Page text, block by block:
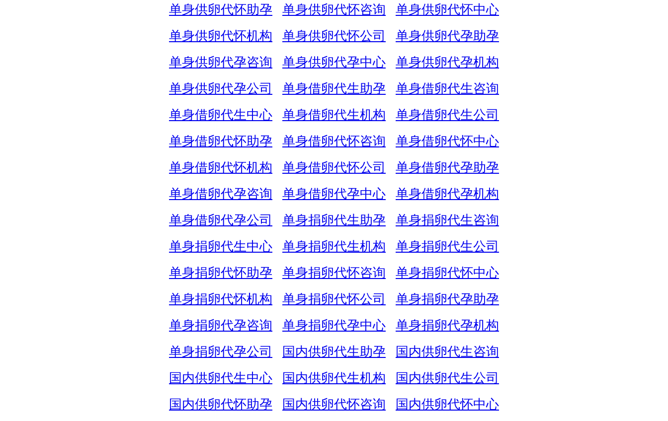
单身供卵代怀助孕
单身供卵代怀咨询
单身供卵代怀中心
单身供卵代怀机构
单身供卵代怀公司
单身供卵代孕助孕
单身供卵代孕咨询
单身供卵代孕中心
单身供卵代孕机构
单身供卵代孕公司
单身借卵代生助孕
单身借卵代生咨询
单身借卵代生中心
单身借卵代生机构
单身借卵代生公司
单身借卵代怀助孕
单身借卵代怀咨询
单身借卵代怀中心
单身借卵代怀机构
单身借卵代怀公司
单身借卵代孕助孕
单身借卵代孕咨询
单身借卵代孕中心
单身借卵代孕机构
单身借卵代孕公司
单身捐卵代生助孕
单身捐卵代生咨询
单身捐卵代生中心
单身捐卵代生机构
单身捐卵代生公司
单身捐卵代怀助孕
单身捐卵代怀咨询
单身捐卵代怀中心
单身捐卵代怀机构
单身捐卵代怀公司
单身捐卵代孕助孕
单身捐卵代孕咨询
单身捐卵代孕中心
单身捐卵代孕机构
单身捐卵代孕公司
国内供卵代生助孕
国内供卵代生咨询
国内供卵代生中心
国内供卵代生机构
国内供卵代生公司
国内供卵代怀助孕
国内供卵代怀咨询
国内供卵代怀中心